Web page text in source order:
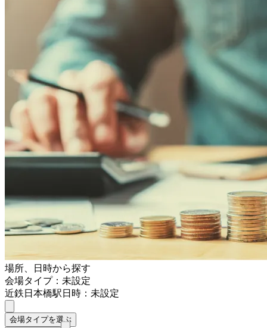
場所、日時から探す
会場タイプ：未設定
近鉄日本橋駅日時：未設定
会場タイプを選ぶ